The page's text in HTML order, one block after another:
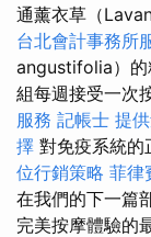
通薰衣草（
台北會計事務所
angustifolia）的
組每週接受一次
服務 記帳士 提
擇 對免疫系統的
位行銷策略 菲律
在我們的下一篇
完美按摩體驗的